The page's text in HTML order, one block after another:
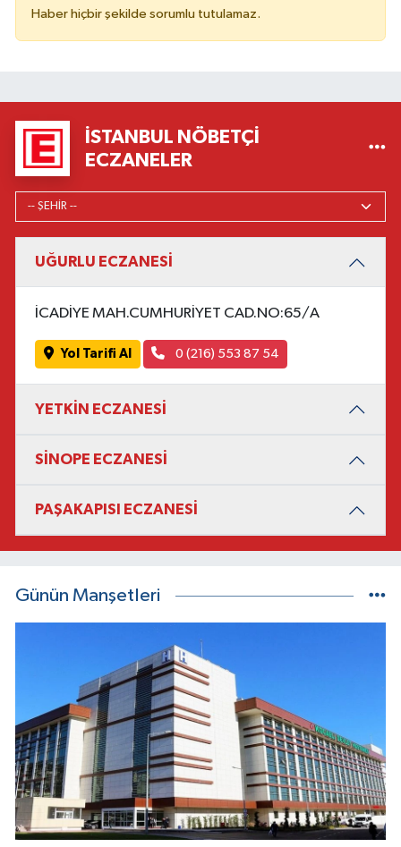
Haber hiçbir şekilde sorumlu tutulamaz.
İSTANBUL NÖBETÇI
ECZANELER
UĞURLU ECZANESİ
İCADİYE MAH.CUMHURİYET CAD.NO:65/A
Yol Tarifi Al 0 (216) 553 87 54
YETKİN ECZANESİ
SİNOPE ECZANESİ
PAŞAKAPISI ECZANESİ
Günün Manşetleri